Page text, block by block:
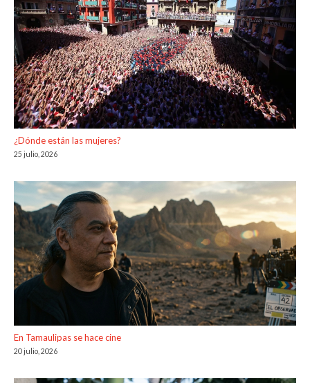
¿Dónde están las mujeres?
25 julio, 2026
En Tamaulipas se hace cine
20 julio, 2026